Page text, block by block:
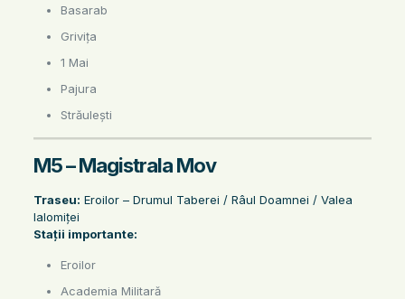
Basarab
Grivița
1 Mai
Pajura
Străulești
M5 – Magistrala Mov
Traseu: Eroilor – Drumul Taberei / Râul Doamnei / Valea
Ialomiței
Stații importante:
Eroilor
Academia Militară